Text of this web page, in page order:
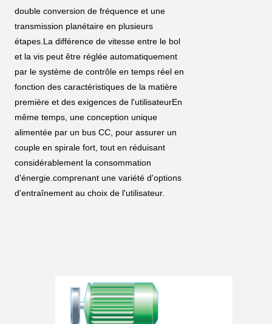
double conversion de fréquence et une
transmission planétaire en plusieurs
étapes.La différence de vitesse entre le bol
et la vis peut être réglée automatiquement
par le système de contrôle en temps réel en
fonction des caractéristiques de la matière
première et des exigences de l'utilisateurEn
même temps, une conception unique
alimentée par un bus CC, pour assurer un
couple en spirale fort, tout en réduisant
considérablement la consommation
d'énergie.comprenant une variété d'options
d'entraînement au choix de l'utilisateur.